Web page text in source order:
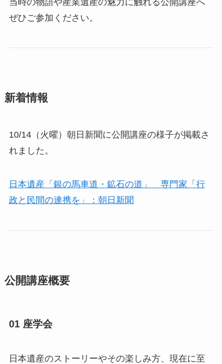
ぜひご参加ください。
新着情報
10/14（火曜）朝日新聞に公開講座の様子が掲載さ
れました。
日本遺産「銀の馬車道・鉱石の道」 専門家「行
政と民間の連携を」：朝日新聞
公開講座概要
01 座学会
日本遺産のストーリーやその楽しみ方、現在に至